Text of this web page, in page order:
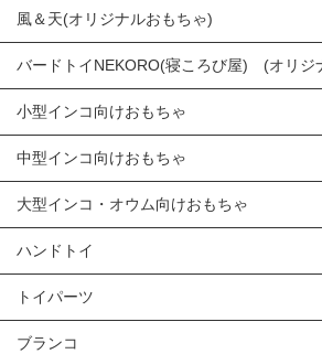
風＆天(オリジナルおもちゃ)
バードトイNEKORO(寝ころび屋) (オリジ
小型インコ向けおもちゃ
中型インコ向けおもちゃ
大型インコ・オウム向けおもちゃ
ハンドトイ
トイパーツ
ブランコ